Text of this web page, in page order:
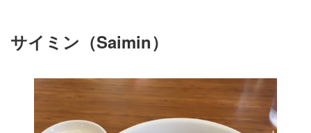
サイミン（Saimin）